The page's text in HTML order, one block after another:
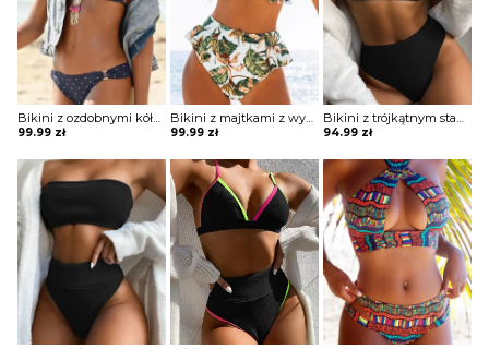
Bikini z ozdobnymi kółkami
99.99 zł
Bikini z majtkami z wysokim stanem z falbankami
99.99 zł
Bikini z trójkątnym stanikiem
94.99 zł